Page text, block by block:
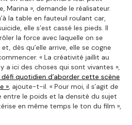
Marina », demande le réalisateur.
la table en fauteuil roulant car,
elle s’est cassé les pieds. Il
la force avec laquelle on se
dès qu’elle arrive, elle se cogne
« La créativité jaillit au
a ici des choses qui sont vivantes »,
défi quotidien d’aborder cette scène
», ajoute-t-il. « Pour moi, il s’agit de
entre le poids et la densité du sujet
en même temps le ton du film »,